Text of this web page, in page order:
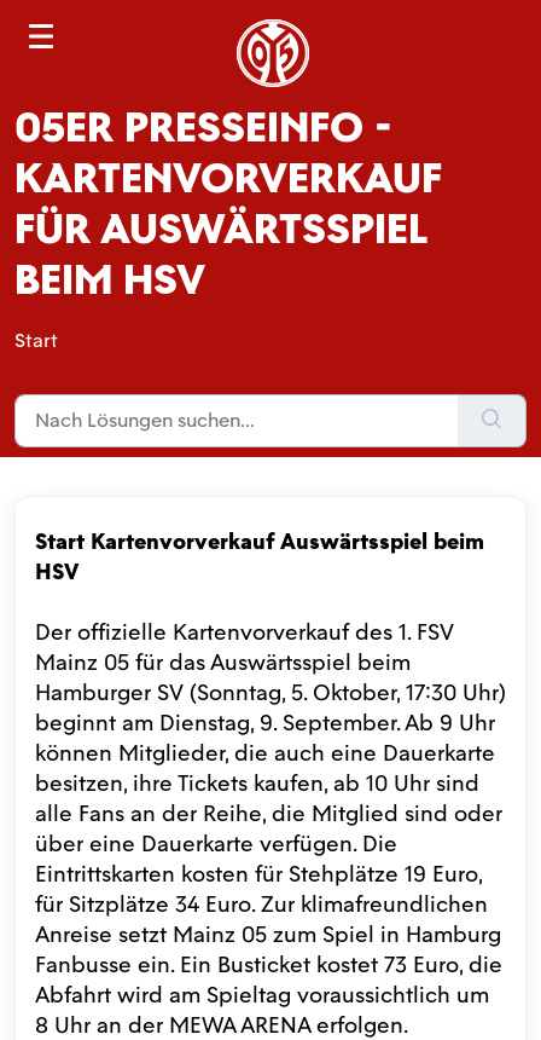
05ER PRESSEINFO -
KARTENVORVERKAUF
FÜR AUSWÄRTSSPIEL
BEIM HSV
Start
Start Kartenvorverkauf Auswärtsspiel beim
HSV
Der offizielle Kartenvorverkauf des 1. FSV
Mainz 05 für das Auswärtsspiel beim
Hamburger SV (Sonntag, 5. Oktober, 17:30 Uhr)
beginnt am Dienstag, 9. September. Ab 9 Uhr
können Mitglieder, die auch eine Dauerkarte
besitzen, ihre Tickets kaufen, ab 10 Uhr sind
alle Fans an der Reihe, die Mitglied sind oder
über eine Dauerkarte verfügen. Die
Eintrittskarten kosten für Stehplätze 19 Euro,
für Sitzplätze 34 Euro. Zur klimafreundlichen
Anreise setzt Mainz 05 zum Spiel in Hamburg
Fanbusse ein. Ein Busticket kostet 73 Euro, die
Abfahrt wird am Spieltag voraussichtlich um
8 Uhr an der MEWA ARENA erfolgen.